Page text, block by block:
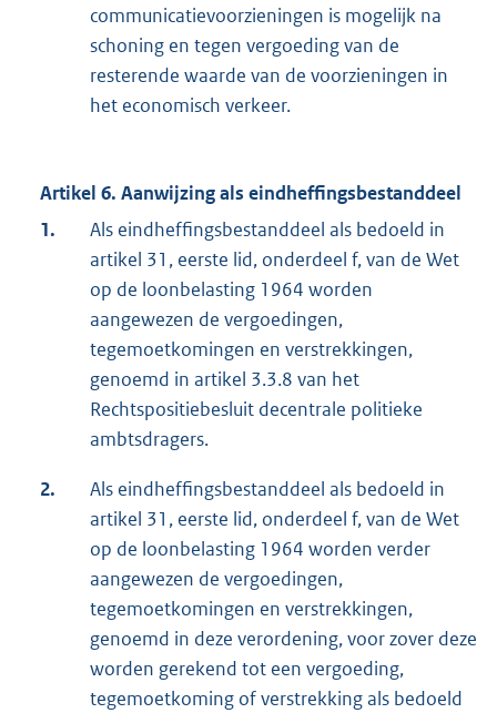
communicatievoorzieningen is mogelijk na
schoning en tegen vergoeding van de
resterende waarde van de voorzieningen in
het economisch verkeer.
Artikel 6. Aanwijzing als eindheffingsbestanddeel
1.
Als eindheffingsbestanddeel als bedoeld in
artikel 31, eerste lid, onderdeel f, van de Wet
op de loonbelasting 1964 worden
aangewezen de vergoedingen,
tegemoetkomingen en verstrekkingen,
genoemd in artikel 3.3.8 van het
Rechtspositiebesluit decentrale politieke
ambtsdragers.
2.
Als eindheffingsbestanddeel als bedoeld in
artikel 31, eerste lid, onderdeel f, van de Wet
op de loonbelasting 1964 worden verder
aangewezen de vergoedingen,
tegemoetkomingen en verstrekkingen,
genoemd in deze verordening, voor zover deze
worden gerekend tot een vergoeding,
tegemoetkoming of verstrekking als bedoeld